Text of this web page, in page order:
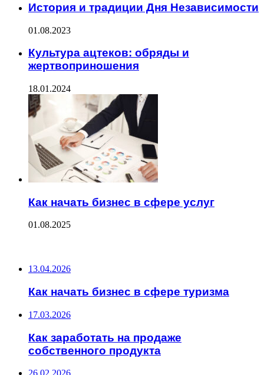
История и традиции Дня Независимости
01.08.2023
Культура ацтеков: обряды и
жертвоприношения
18.01.2024
Как начать бизнес в сфере услуг
01.08.2025
13.04.2026
Как начать бизнес в сфере туризма
17.03.2026
Как заработать на продаже
собственного продукта